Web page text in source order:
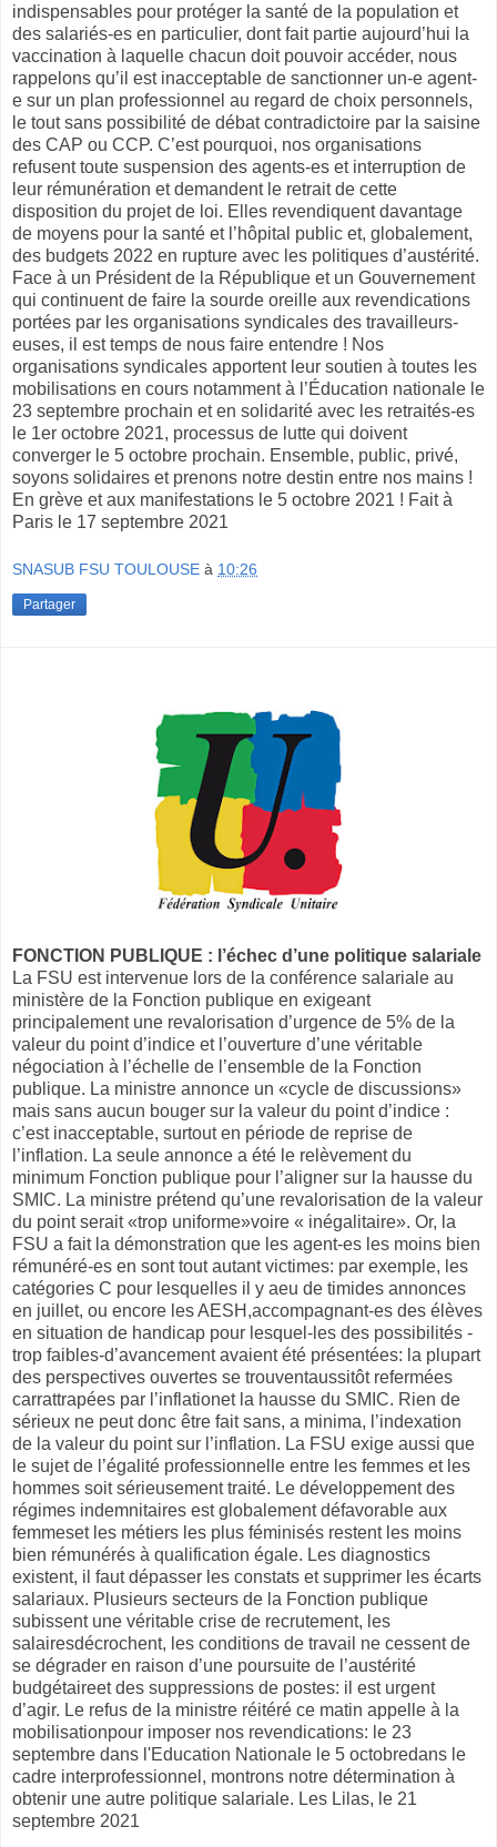
indispensables pour protéger la santé de la population et
des salariés-es en particulier, dont fait partie aujourd’hui la
vaccination à laquelle chacun doit pouvoir accéder, nous
rappelons qu’il est inacceptable de sanctionner un-e agent-
e sur un plan professionnel au regard de choix personnels,
le tout sans possibilité de débat contradictoire par la saisine
des CAP ou CCP. C’est pourquoi, nos organisations
refusent toute suspension des agents-es et interruption de
leur rémunération et demandent le retrait de cette
disposition du projet de loi. Elles revendiquent davantage
de moyens pour la santé et l’hôpital public et, globalement,
des budgets 2022 en rupture avec les politiques d’austérité.
Face à un Président de la République et un Gouvernement
qui continuent de faire la sourde oreille aux revendications
portées par les organisations syndicales des travailleurs-
euses, il est temps de nous faire entendre ! Nos
organisations syndicales apportent leur soutien à toutes les
mobilisations en cours notamment à l’Éducation nationale le
23 septembre prochain et en solidarité avec les retraités-es
le 1er octobre 2021, processus de lutte qui doivent
converger le 5 octobre prochain. Ensemble, public, privé,
soyons solidaires et prenons notre destin entre nos mains !
En grève et aux manifestations le 5 octobre 2021 ! Fait à
Paris le 17 septembre 2021
SNASUB FSU TOULOUSE à 10:26
Partager
FONCTION PUBLIQUE : l’échec d’une politique salariale
La FSU est intervenue lors de la conférence salariale au
ministère de la Fonction publique en exigeant
principalement une revalorisation d’urgence de 5% de la
valeur du point d’indice et l’ouverture d’une véritable
négociation à l’échelle de l’ensemble de la Fonction
publique. La ministre annonce un «cycle de discussions»
mais sans aucun bouger sur la valeur du point d’indice :
c’est inacceptable, surtout en période de reprise de
l’inflation. La seule annonce a été le relèvement du
minimum Fonction publique pour l’aligner sur la hausse du
SMIC. La ministre prétend qu’une revalorisation de la valeur
du point serait «trop uniforme»voire « inégalitaire». Or, la
FSU a fait la démonstration que les agent-es les moins bien
rémunéré-es en sont tout autant victimes: par exemple, les
catégories C pour lesquelles il y aeu de timides annonces
en juillet, ou encore les AESH,accompagnant-es des élèves
en situation de handicap pour lesquel-les des possibilités -
trop faibles-d’avancement avaient été présentées: la plupart
des perspectives ouvertes se trouventaussitôt refermées
carrattrapées par l’inflationet la hausse du SMIC. Rien de
sérieux ne peut donc être fait sans, a minima, l’indexation
de la valeur du point sur l’inflation. La FSU exige aussi que
le sujet de l’égalité professionnelle entre les femmes et les
hommes soit sérieusement traité. Le développement des
régimes indemnitaires est globalement défavorable aux
femmeset les métiers les plus féminisés restent les moins
bien rémunérés à qualification égale. Les diagnostics
existent, il faut dépasser les constats et supprimer les écarts
salariaux. Plusieurs secteurs de la Fonction publique
subissent une véritable crise de recrutement, les
salairesdécrochent, les conditions de travail ne cessent de
se dégrader en raison d’une poursuite de l’austérité
budgétaireet des suppressions de postes: il est urgent
d’agir. Le refus de la ministre réitéré ce matin appelle à la
mobilisationpour imposer nos revendications: le 23
septembre dans l'Education Nationale le 5 octobredans le
cadre interprofessionnel, montrons notre détermination à
obtenir une autre politique salariale. Les Lilas, le 21
septembre 2021